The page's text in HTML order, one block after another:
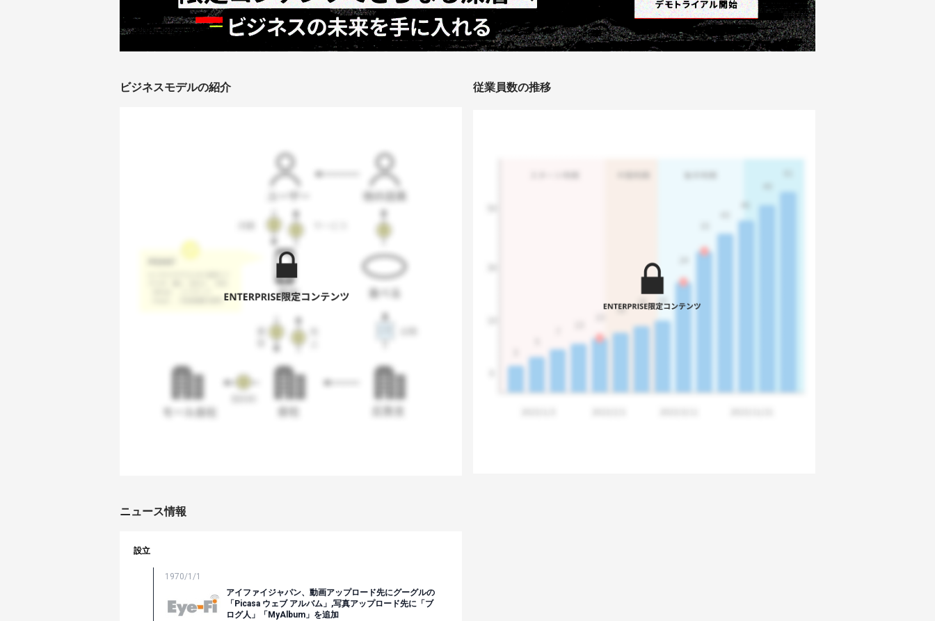
ビジネスモデルの紹介 従業員数の推移
ニュース情報
設立
1970/1/1
アイファイジャパン、動画アップロード先にグーグルの
「Picasa ウェブ アルバム」,写真アップロード先に「ブ
ログ人」「MyAlbum」を追加